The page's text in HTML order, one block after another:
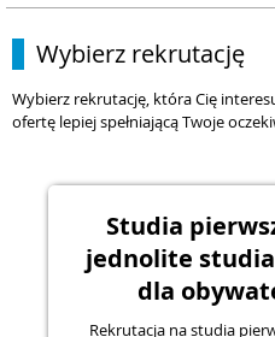
Wybierz rekrutację
Wybierz rekrutację, która Cię
ofertę lepiej spełniającą Twoje
Studia
jednolite
dla
Rekrutacja na studia